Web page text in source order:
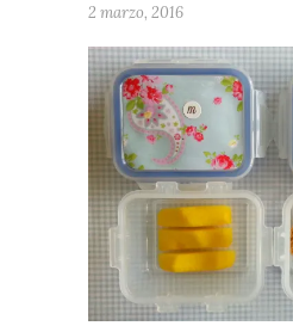
2 marzo, 2016